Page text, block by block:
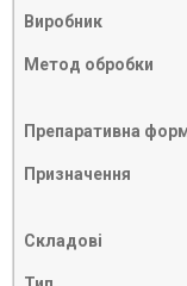
Виробник
Метод обробки
Препаративна
Призначення
Складові